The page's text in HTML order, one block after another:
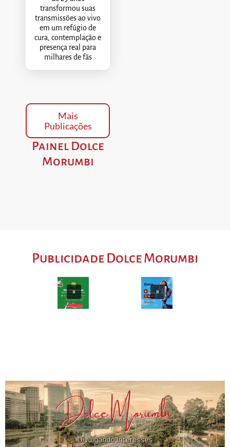
transformou suas
transmissões ao vivo
em um refúgio de
cura, contemplação e
presença real para
milhares de fãs
Mais
Publicações
Painel Dolce
Morumbi
Publicidade Dolce Morumbi